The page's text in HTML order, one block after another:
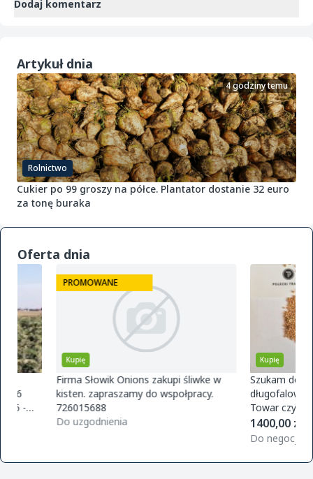
Dodaj komentarz
Artykuł dnia
Rolnictwo
4 godziny temu
Cukier po 99 groszy na półce. Plantator dostanie 32 euro
za tonę buraka
Oferta dnia
Kupię
PROMOWANE
Firma Słowik Onions zakupi śliwke w
kisten. zapraszamy do wspołpracy.
726015688
Do uzgodnienia
Szukam dostawców
długofalowej
Towar czysty bez
magazynu w Polsce.
zamówie
1400,00 zł / t
Do negocjacji